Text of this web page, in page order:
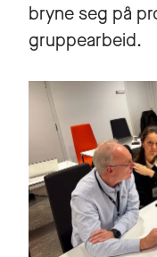
bryne seg på
gruppearbeid.